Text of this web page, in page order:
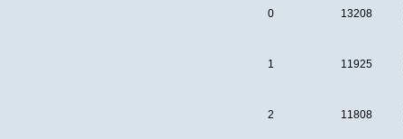
0 13208
1 11925
2 11808